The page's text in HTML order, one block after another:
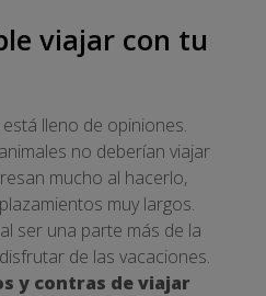
viajar con tu
lleno de opiniones.
no deberían viajar
mucho al hacerlo,
muy largos.
ser una parte más de la
de las vacaciones.
y contras de viajar